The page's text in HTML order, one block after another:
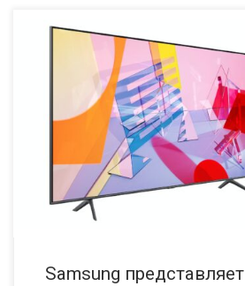
Ранее в этом месяце на выставке CES
представила свой новый флагманский
8K и телевизоры различных существующих
настоящее время компания представила
телевизор 4K серии для 2020 года — Q60T.
телевизоры Линейка телевизоров
называться линейкой T, […]
Samsung